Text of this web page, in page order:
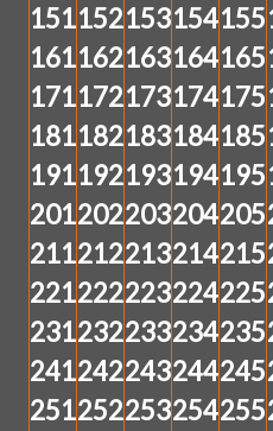
151152153154155
161162163164165
171172173174175
181182183184185
191192193194195
201202203204205
211212213214215
221222223224225
231232233234235
241242243244245
251252253254255